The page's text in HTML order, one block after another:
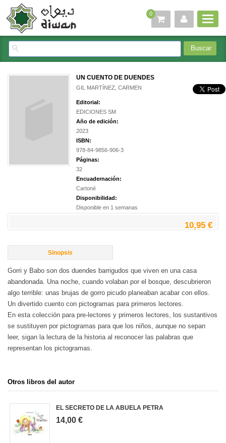
0
UN CUENTO DE DUENDES
GIL MARTÍNEZ, CARMEN
Editorial:
EDICIONES SM
Año de edición:
2023
ISBN:
978-84-9856-906-3
Páginas:
32
Encuadernación:
Cartoné
Disponibilidad:
Disponible en 1 semanas
10,95 €
Sinopsis
Gorri y Babo son dos duendes barrigudos que viven en una casa
abandonada. Una noche, cuando volaban por el bosque, descubrieron
algo terrible: unas brujas de gorro picudo planeaban acabar con ellos.
Un divertido cuento con pictogramas para primeros lectores.
En esta colección para pre-lectores y primeros lectores, los sustantivos
se sustituyen por pictogramas para que los niños, aunque no sepan
leer, sigan la lectura de la historia al reconocer las palabras que
representan los pictogramas.
Otros libros del autor
EL SECRETO DE LA ABUELA PETRA
14,00 €